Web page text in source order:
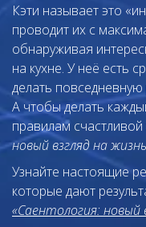
Кэти называет это
проводит их с
обнаруживая
на кухне. У неё есть
делать
А чтобы делать
правилам
новый взгляд на
Узнайте настоящие
которые дают
«Саентология: новый